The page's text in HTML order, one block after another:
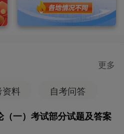
更多
料 自考问答
（一）考试部分试题及答案